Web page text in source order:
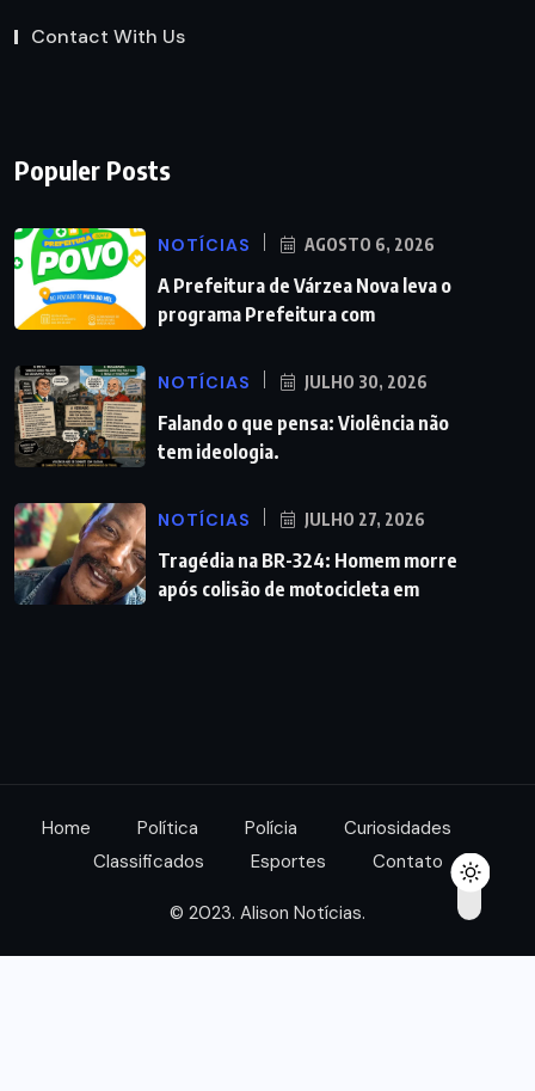
Contact With Us
Populer Posts
NOTÍCIAS AGOSTO 6, 2026
A Prefeitura de Várzea Nova leva o
programa Prefeitura com
NOTÍCIAS JULHO 30, 2026
Falando o que pensa: Violência não
tem ideologia.
NOTÍCIAS JULHO 27, 2026
Tragédia na BR-324: Homem morre
após colisão de motocicleta em
Home Política Polícia
Curiosidades
Classificados
Esportes Contato
© 2023. Alison Notícias.